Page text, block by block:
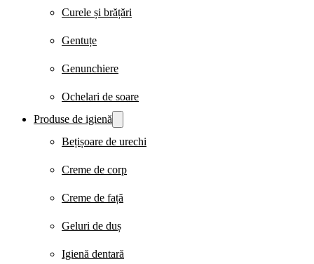
Curele și brățări
Gentuțe
Genunchiere
Ochelari de soare
Produse de igienă
Bețișoare de urechi
Creme de corp
Creme de față
Geluri de duș
Igienă dentară